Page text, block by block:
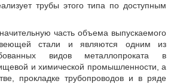
трубы этого типа по доступным
часть объема выпускаемого
стали и являются одним из
видов металлопроката в
и химической промышленности, а
прокладке трубопроводов и в ряде